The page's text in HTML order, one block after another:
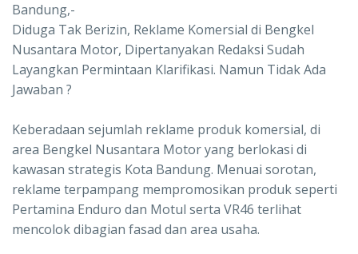
Bandung,-
Diduga Tak Berizin, Reklame Komersial di Bengkel
Nusantara Motor, Dipertanyakan Redaksi Sudah
Layangkan Permintaan Klarifikasi. Namun Tidak Ada
Jawaban ?
Keberadaan sejumlah reklame produk komersial, di
area Bengkel Nusantara Motor yang berlokasi di
kawasan strategis Kota Bandung. Menuai sorotan,
reklame terpampang mempromosikan produk seperti
Pertamina Enduro dan Motul serta VR46 terlihat
mencolok dibagian fasad dan area usaha.